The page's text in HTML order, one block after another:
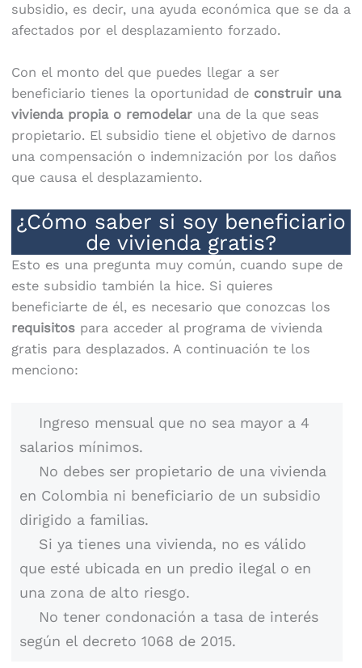
subsidio, es decir, una ayuda económica que se da a
afectados por el desplazamiento forzado.
Con el monto del que puedes llegar a ser
beneficiario tienes la oportunidad de construir una
vivienda propia o remodelar una de la que seas
propietario. El subsidio tiene el objetivo de darnos
una compensación o indemnización por los daños
que causa el desplazamiento.
¿Cómo saber si soy beneficiario
de vivienda gratis?
Esto es una pregunta muy común, cuando supe de
este subsidio también la hice. Si quieres
beneficiarte de él, es necesario que conozcas los
requisitospara acceder al programa de vivienda
gratis para desplazados. A continuación te los
menciono:
Ingreso mensual que no sea mayor a 4
salarios mínimos.
No debes ser propietario de una vivienda
en Colombia ni beneficiario de un subsidio
dirigido a familias.
Si ya tienes una vivienda, no es válido
que esté ubicada en un predio ilegal o en
una zona de alto riesgo.
No tener condonación a tasa de interés
según el decreto 1068 de 2015.